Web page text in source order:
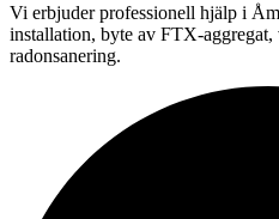
Vi erbjuder professionell hjälp i
installation, byte av FTX-aggregat,
radonsanering.